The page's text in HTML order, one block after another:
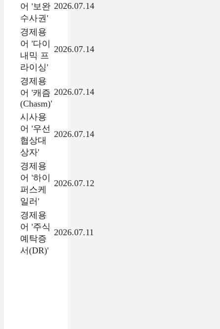
어 '보완
수사권'
2026.07.14
경제용
어 '다이
내믹 프
라이싱'
2026.07.14
경제용
어 '캐즘
(Chasm)'
2026.07.14
시사용
어 '우선
협상대
상자'
2026.07.14
경제용
어 '하이
퍼스케
일러'
2026.07.12
경제용
어 '주식
예탁증
서(DR)'
2026.07.11